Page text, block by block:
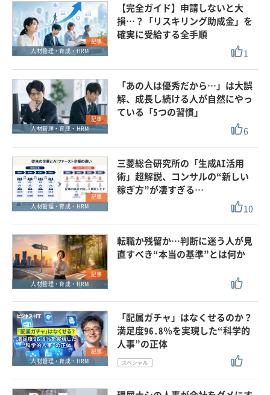
記事
人材管理・育成・HRM
【完全ガイド】申請しないと大
損…？「リスキリング助成金」を
確実に受給する全手順
1
記事
人材管理・育成・HRM
「あの人は優秀だから…」は大誤
解、成長し続ける人が自然にやっ
ている「5つの習慣」
6
記事
人材管理・育成・HRM
三菱総合研究所の「生成AI活用
術」超解説、コンサルの“新しい
稼ぎ方”が凄すぎる…
10
記事
人材管理・育成・HRM
転職か残留か…判断に迷う人が見
直すべき“本当の基準”とは何か
記事
人材管理・育成・HRM
「配属ガチャ」はなくせるのか？
満足度96.8％を実現した“科学的
人事”の正体